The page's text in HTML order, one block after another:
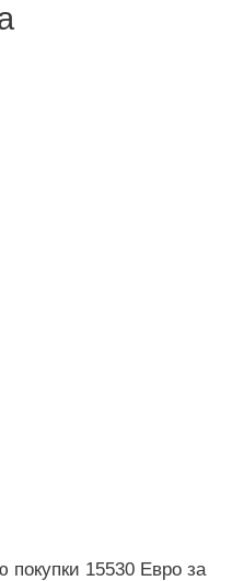
15530 Евро за